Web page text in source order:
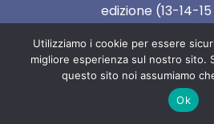
edizione (13-14-
VOCE DEL NORDEST
Utilizziamo i cookie per essere
migliore esperienza sul nostro sito.
questo sito noi assumiamo
Ok